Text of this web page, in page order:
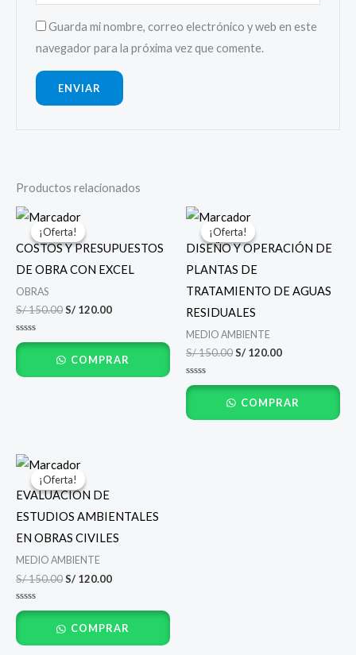
Guarda mi nombre, correo electrónico y web en este
navegador para la próxima vez que comente.
Productos relacionados
¡Oferta!
¡Oferta!
COSTOS Y PRESUPUESTOS
DE OBRA CON EXCEL
OBRAS
S/150.00
El
precio
original
era:
S/ 150.00.
S/ 120.00
es:
S/ 120.00.
Valorado
con
de
5
COMPRAR
¡Oferta!
¡Oferta!
DISEÑO Y OPERACIÓN DE
PLANTAS DE
TRATAMIENTO DE AGUAS
RESIDUALES
MEDIO AMBIENTE
S/150.00
El
precio
original
era:
S/ 150.00.
S/ 120.00
actual
es:
Valorado
con
de
5
COMPRAR
¡Oferta!
¡Oferta!
EVALUACIÓN DE
ESTUDIOS AMBIENTALES
EN OBRAS CIVILES
MEDIO AMBIENTE
S/150.00
El
precio
original
era:
S/ 150.00.
S/ 120.00
S/ 120.00.
Valorado
con
de
5
COMPRAR